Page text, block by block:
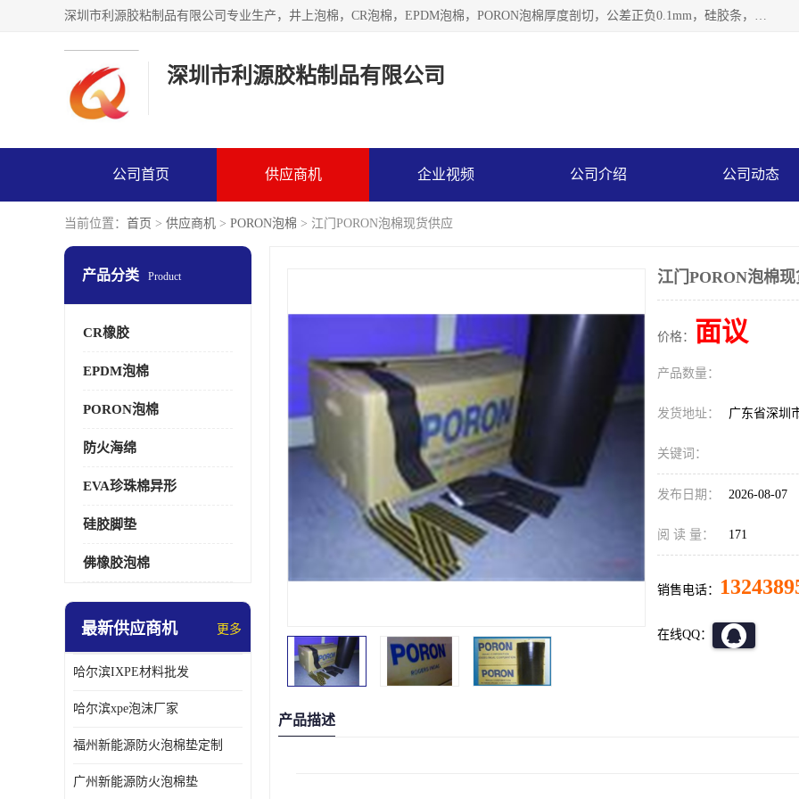
深圳市利源胶粘制品有限公司专业生产，井上泡棉，CR泡棉，EPDM泡棉，PORON泡棉厚度剖切，公差正负0.1mm，硅胶条，脚垫，异形一次成型，雕刻EVA海绵；包装材料:精密仪器、医疗器具、运输时缓冲、防震材料。建筑:住房装潢材料、房屋门窗密封；轻便、强韧性：轻便并且具有较强的韧性，良好的耐油性与耐溶剂性。隔热性：导热性低具有优越的保温性，具有的回弹性。
深圳市利源胶粘制品有限公司
公司首页 供应商机 企业视频 公司介绍 公司动态
当前位置： 首页 > 供应商机 > PORON泡棉 > 江门PORON泡棉现货供应
产品分类 Product
CR橡胶
EPDM泡棉
PORON泡棉
防火海绵
EVA珍珠棉异形
硅胶脚垫
佛橡胶泡棉
最新供应商机 更多
哈尔滨IXPE材料批发
哈尔滨xpe泡沫厂家
福州新能源防火泡棉垫定制
广州新能源防火泡棉垫
江门PORON泡棉
价格： 面议
产品数量：
发货地址： 广东省深圳
关键词：
发布日期： 2026-08-07
阅 读 量： 171
销售电话：
在线QQ：
产品描述